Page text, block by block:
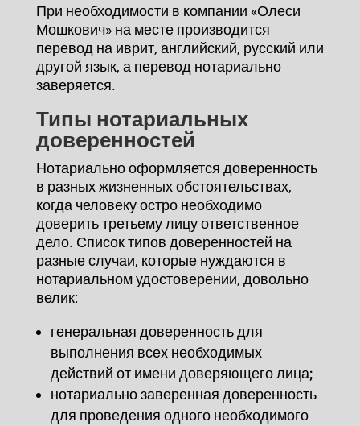
При необходимости в компании «Олеси
Мошкович» на месте производится
перевод на иврит, английский, русский или
другой язык, а перевод нотариально
заверяется.
Типы нотариальных
доверенностей
Нотариально оформляется доверенность
в разных жизненных обстоятельствах,
когда человеку остро необходимо
доверить третьему лицу ответственное
дело. Список типов доверенностей на
разные случаи, которые нуждаются в
нотариальном удостоверении, довольно
велик:
генеральная доверенность для
выполнения всех необходимых
действий от имени доверяющего лица;
нотариально заверенная доверенность
для проведения одного необходимого